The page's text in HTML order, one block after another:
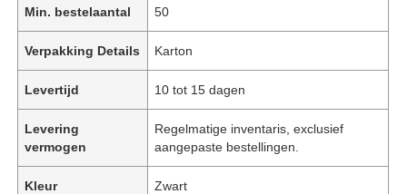
Min. bestelaantal 50
Verpakking Details Karton
Levertijd 10 tot 15 dagen
Levering
vermogen
Regelmatige inventaris, exclusief
aangepaste bestellingen.
Kleur Zwart